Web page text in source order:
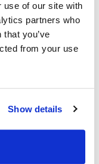
use of our site with
partners who
you’ve
from your use
Show details
理。 我们的代
、无与伦比的
们对满足您
茨和尼维斯